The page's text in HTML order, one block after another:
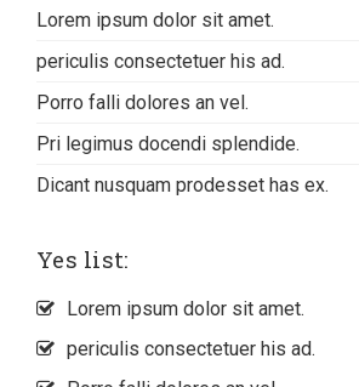
Lorem ipsum dolor sit amet.
periculis consectetuer his ad.
Porro falli dolores an vel.
Pri legimus docendi splendide.
Dicant nusquam prodesset has ex.
Yes list:
Lorem ipsum dolor sit amet.
periculis consectetuer his ad.